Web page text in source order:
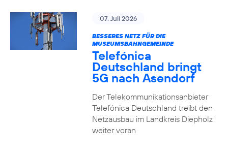
07. Juli 2026
BESSERES NETZ FÜR DIE
MUSEUMSBAHNGEMEINDE
Telefónica
Deutschland bringt
5G nach Asendorf
Der Telekommunikationsanbieter
Telefónica Deutschland treibt den
Netzausbau im Landkreis Diepholz
weiter voran